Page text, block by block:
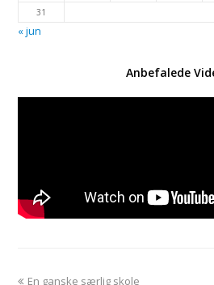
31
« jun
Anbefalede
previous
En ganske særlig skole